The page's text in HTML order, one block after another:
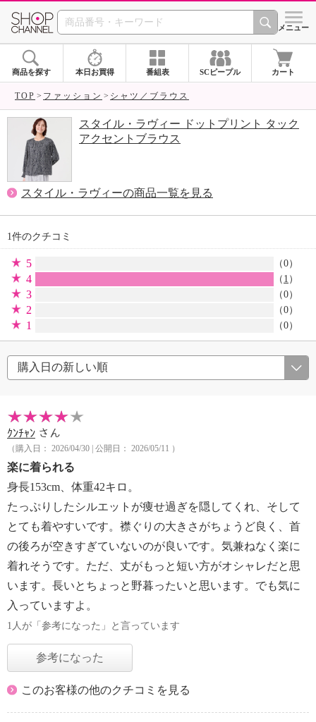
SHOP CHANNEL シメニュー
商品を探す 本日お買得 番組表 SCピープル カート
TOP ファッション シャツ／ブラウス
スタイル・ラヴィー ドットプリント タック
アクセントブラウス
スタイル・ラヴィーの商品一覧を見る
1件のクチコミ
5 （0）
4 （ 1 ）
3 （0）
2 （0）
1 （0）
ｸﾝﾁｬﾝ さん
（購入日： 2026/04/30 | 公開日： 2026/05/11 ）
楽に着られる
身長153cm、体重42キロ。
たっぷりしたシルエットが痩せ過ぎを隠してくれ、そして
とても着やすいです。襟ぐりの大きさがちょうど良く、首
の後ろが空きすぎていないのが良いです。気兼ねなく楽に
着れそうです。ただ、丈がもっと短い方がオシャレだと思
います。長いとちょっと野暮ったいと思います。でも気に
入っていますよ。
1人が「参考になった」と言っています
参考になった
このお客様の他のクチコミを見る